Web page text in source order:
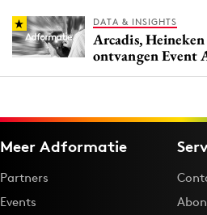
DATA & INSIGHTS
Arcadis,
ontvangen Event
Meer Adformatie
Partners
Events